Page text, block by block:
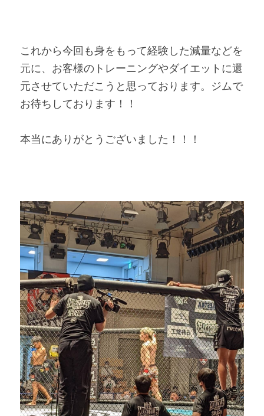
これから今回も身をもって経験した減量などを
元に、お客様のトレーニングやダイエットに還
元させていただこうと思っております。ジムで
お待ちしております！！
本当にありがとうございました！！！